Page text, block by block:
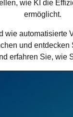
wie KI die
ermöglicht.
und
erfahren Sie,